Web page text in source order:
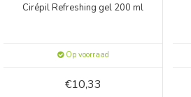
Cirépil Refreshing gel 200 ml
Op voorraad
€10,33